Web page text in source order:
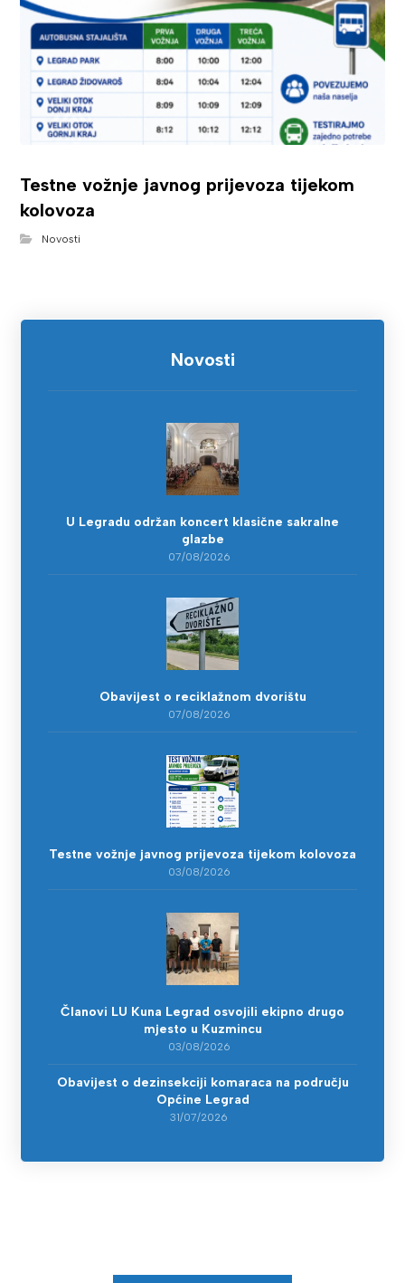
Testne vožnje javnog prijevoza tijekom
kolovoza
Novosti
Novosti
U Legradu održan koncert klasične sakralne
glazbe
07/08/2026
Obavijest o reciklažnom dvorištu
07/08/2026
Testne vožnje javnog prijevoza tijekom kolovoza
03/08/2026
Članovi LU Kuna Legrad osvojili ekipno drugo
mjesto u Kuzmincu
03/08/2026
Obavijest o dezinsekciji komaraca na području
Općine Legrad
31/07/2026